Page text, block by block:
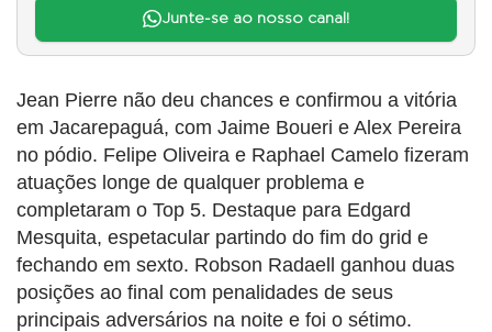
Junte-se ao nosso canal!
Jean Pierre não deu chances e confirmou a vitória
em Jacarepaguá, com Jaime Boueri e Alex Pereira
no pódio. Felipe Oliveira e Raphael Camelo fizeram
atuações longe de qualquer problema e
completaram o Top 5. Destaque para Edgard
Mesquita, espetacular partindo do fim do grid e
fechando em sexto. Robson Radaell ganhou duas
posições ao final com penalidades de seus
principais adversários na noite e foi o sétimo.